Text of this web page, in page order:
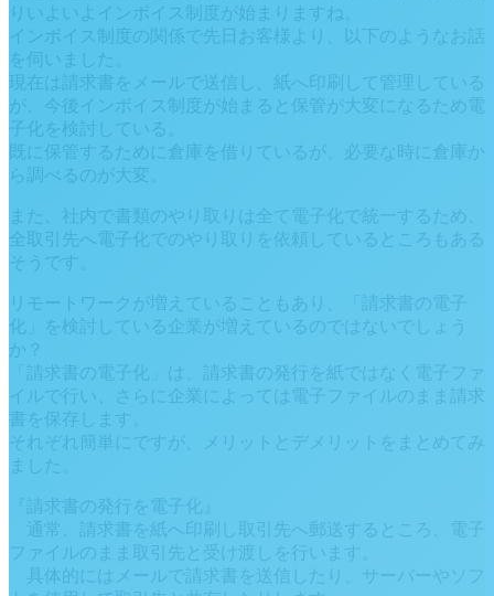
りいよいよインボイス制度が始まりますね。
インボイス制度の関係で先日お客様より、以下のようなお話
を伺いました。
現在は請求書をメールで送信し、紙へ印刷して管理している
が、今後インボイス制度が始まると保管が大変になるため電
子化を検討している。
既に保管するために倉庫を借りているが、必要な時に倉庫か
ら調べるのが大変。
また、社内で書類のやり取りは全て電子化で統一するため、
全取引先へ電子化でのやり取りを依頼しているところもある
そうです。
リモートワークが増えていることもあり、「請求書の電子
化」を検討している企業が増えているのではないでしょう
か？
「請求書の電子化」は、請求書の発行を紙ではなく電子ファ
イルで行い、さらに企業によっては電子ファイルのまま請求
書を保存します。
それぞれ簡単にですが、メリットとデメリットをまとめてみ
ました。
『請求書の発行を電子化』
通常、請求書を紙へ印刷し取引先へ郵送するところ、電子
ファイルのまま取引先と受け渡しを行います。
具体的にはメールで請求書を送信したり、サーバーやソフ